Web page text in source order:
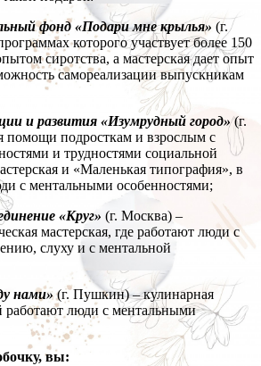
фонд «Подари мне крылья» (г.
которого участвует более 150
сиротства, а мастерская дает опыт
самореализации выпускникам
и развития «Изумрудный город»(г.
помощи подросткам и взрослым с
и трудностями социальной
и «Маленькая типография», в
с ментальными особенностями;
«Круг» (г. Москва) –
мастерская, где работают люди с
слуху и с ментальной
нами»(г. Пушкин) – кулинарная
работают люди с ментальными
вы: